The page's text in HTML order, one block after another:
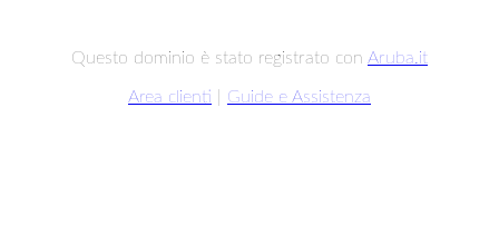
Questo dominio è stato registrato con Aruba.it
Area clienti Guide e Assistenza